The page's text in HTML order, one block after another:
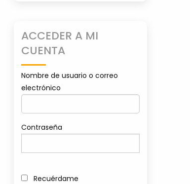
ACCEDER A MI
CUENTA
Nombre de usuario o correo
electrónico
Contraseña
Recuérdame